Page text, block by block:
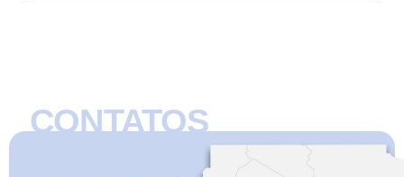
CONTATOS